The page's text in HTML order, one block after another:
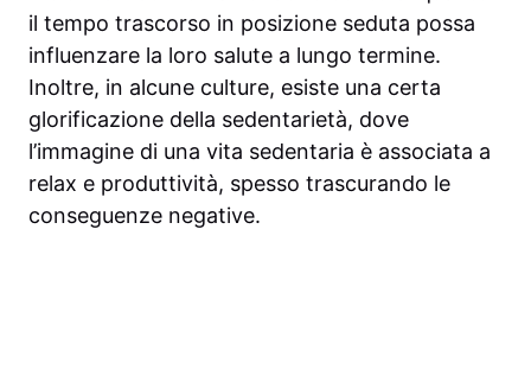
il tempo trascorso in posizione seduta possa
influenzare la loro salute a lungo termine.
Inoltre, in alcune culture, esiste una certa
glorificazione della sedentarietà, dove
l’immagine di una vita sedentaria è associata a
relax e produttività, spesso trascurando le
conseguenze negative.